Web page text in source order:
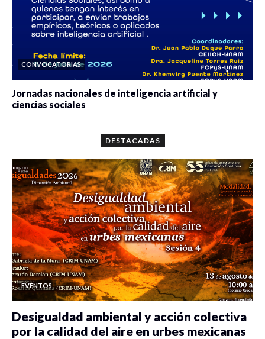
CONVOCATORIAS
Jornadas nacionales de inteligencia artificial y
ciencias sociales
DESTACADAS
EVENTOS
Desigualdad ambiental y acción colectiva
por la calidad del aire en urbes mexicanas